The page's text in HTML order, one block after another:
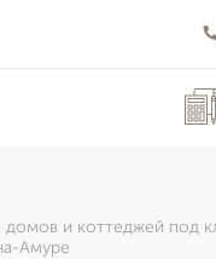
домов и коттеджей под
Амуре